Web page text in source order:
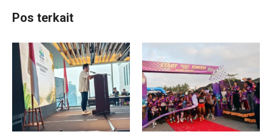
Pos terkait